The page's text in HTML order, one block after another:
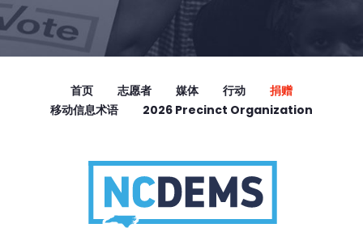
首页 志愿者 媒体 行动
捐赠
移动信息术语
2026 Precinct Organization